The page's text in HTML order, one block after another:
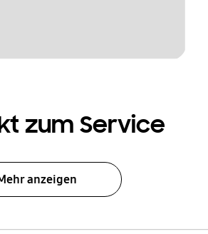
zum Service
anzeigen